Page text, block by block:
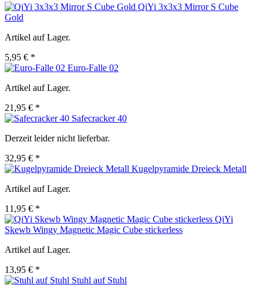
QiYi 3x3x3 Mirror S Cube
Gold
Artikel auf Lager.
5,95 € *
Euro-Falle 02
Artikel auf Lager.
21,95 € *
Safecracker 40
Derzeit leider nicht lieferbar.
32,95 € *
Kugelpyramide Dreieck Metall
Artikel auf Lager.
11,95 € *
QiYi
Skewb Wingy Magnetic Magic Cube stickerless
Artikel auf Lager.
13,95 € *
Stuhl auf Stuhl